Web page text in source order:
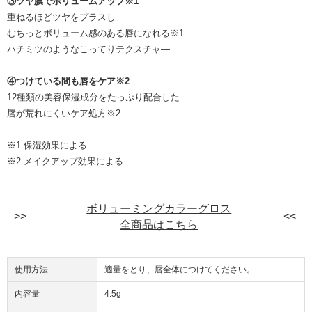
重ねるほどツヤをプラスし
むちっとボリューム感のある唇になれる※1
ハチミツのようなこってりテクスチャ―
④つけている間も唇をケア※2
12種類の美容保湿成分をたっぷり配合した
唇が荒れにくいケア処方※2
※1 保湿効果による
※2 メイクアップ効果による
ボリューミングカラーグロス
全商品はこちら
使用方法 適量をとり、唇全体につけてください。
内容量 4.5g